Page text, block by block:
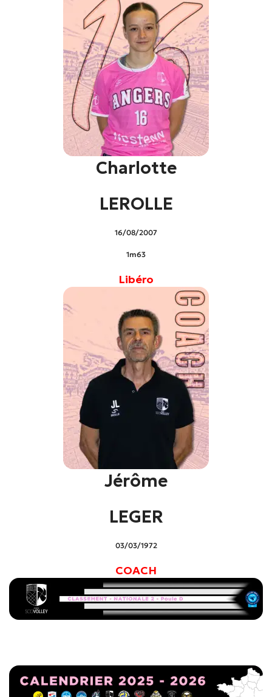
Charlotte
LEROLLE
16/08/2007
1m63
Libéro
Jérôme
LEGER
03/03/1972
COACH